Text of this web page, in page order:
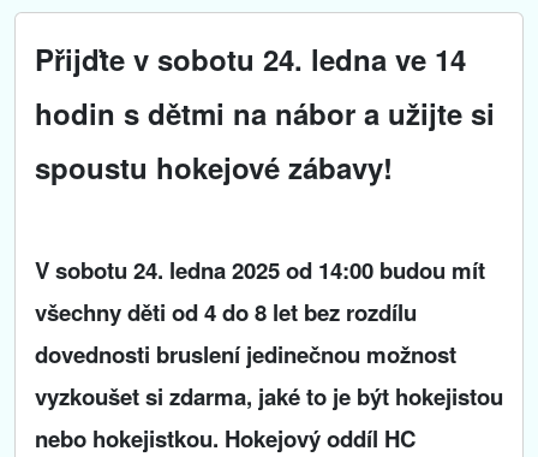
Přijďte v sobotu 24. ledna ve 14
hodin s dětmi na nábor a užijte si
spoustu hokejové zábavy!
V sobotu 24. ledna 2025 od 14:00 budou mít
všechny děti od 4 do 8 let bez rozdílu
dovednosti bruslení jedinečnou možnost
vyzkoušet si zdarma, jaké to je být hokejistou
nebo hokejistkou. Hokejový oddíl HC